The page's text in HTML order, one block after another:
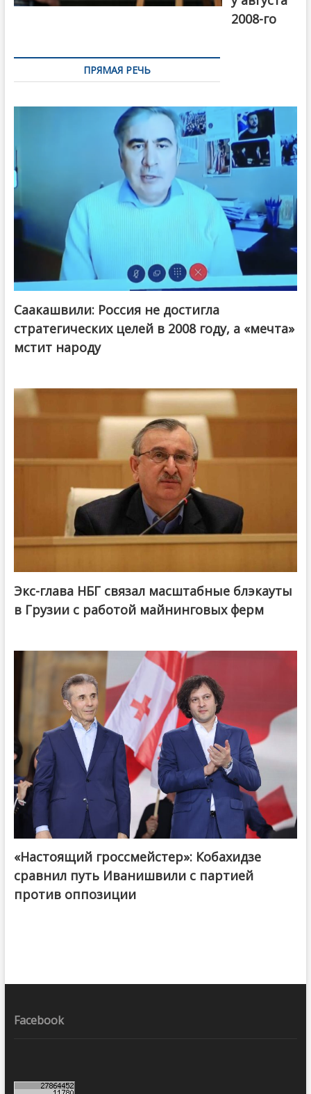
2008-го
ПРЯМАЯ РЕЧЬ
Саакашвили: Россия не достигла
стратегических целей в 2008 году, а «мечта»
мстит народу
Экс-глава НБГ связал масштабные блэкауты
в Грузии с работой майнинговых ферм
@ქართული ოცნება / Georgian Dream
«Настоящий гроссмейстер»: Кобахидзе
сравнил путь Иванишвили с партией
против оппозиции
Facebook